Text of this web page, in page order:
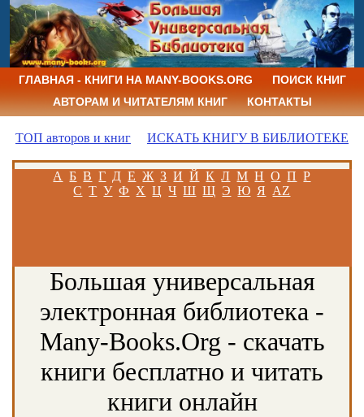
ГЛАВНАЯ - КНИГИ НА MANY-BOOKS.ORG
ПОИСК КНИГ
АВТОРАМ И ЧИТАТЕЛЯМ КНИГ
КОНТАКТЫ
ТОП авторов и книг ИСКАТЬ КНИГУ В БИБЛИОТЕКЕ
А Б В Г Д Е Ж З И Й К Л М Н О П Р
С Т У Ф Х Ц Ч Ш Щ Э Ю Я AZ
Большая универсальная
электронная библиотека -
Many-Books.Org - скачать
книги бесплатно и читать
книги онлайн